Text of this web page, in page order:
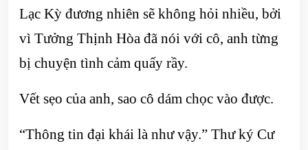
Lạc Kỳ đương nhiên sẽ không hỏi nhiều, bởi
vì Tưởng Thịnh Hòa đã nói với cô, anh từng
bị chuyện tình cảm quấy rầy.
Vết sẹo của anh, sao cô dám chọc vào được.
“Thông tin đại khái là như vậy.” Thư ký Cư